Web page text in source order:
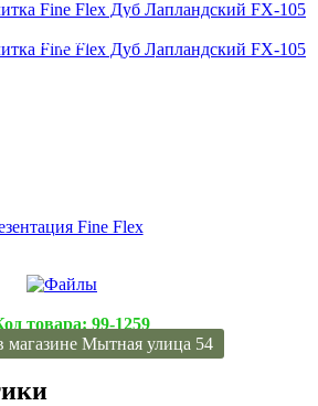
Подробнее
Подробнее
Fine Flex
товара: 99-1259
магазине Мытная улица 54